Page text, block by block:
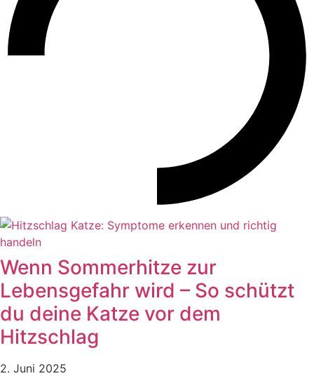
Wenn Sommerhitze zur
Lebensgefahr wird – So schützt
du deine Katze vor dem
Hitzschlag
2. Juni 2025